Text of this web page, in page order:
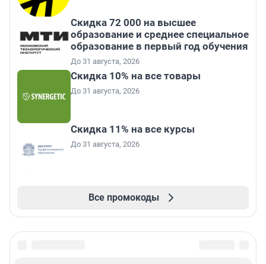
Скидка 72 000 на высшее
образование и среднее специальное
образование в первый год обучения
До 31 августа, 2026
Скидка 10% на все товары
До 31 августа, 2026
Скидка 11% на все курсы
До 31 августа, 2026
Все промокоды